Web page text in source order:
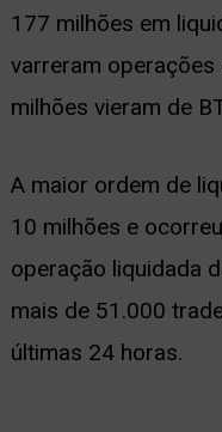
177 milhões em
varreram operações
milhões vieram de
A maior ordem de
10 milhões e
operação liquidada
mais de 51.000
últimas 24 horas.